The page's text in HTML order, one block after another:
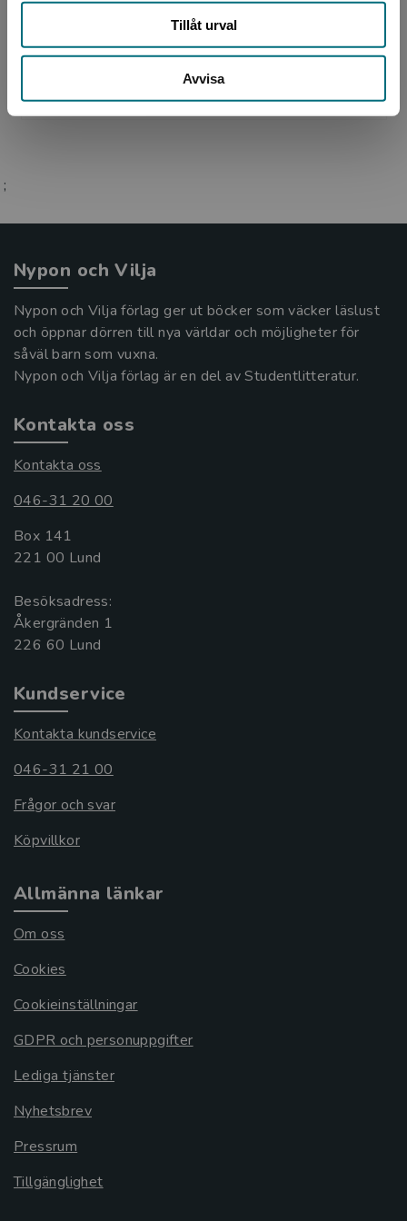
Tillåt urval
Avvisa
Tomas Dömstedt är född 1960 i Örebro och är
numera i huvudsak faktaböcker och biografier.
;
Nypon och Vilja
Nypon och Vilja förlag ger ut böcker som väcker läslust
och öppnar dörren till nya världar och möjligheter för
såväl barn som vuxna.
Nypon och Vilja förlag är en del av Studentlitteratur.
Kontakta oss
Kontakta oss
046-31 20 00
Box 141
221 00 Lund
Besöksadress:
Åkergränden 1
Kundservice
Kontakta kundservice
046-31 21 00
Frågor och svar
Köpvillkor
Allmänna länkar
Om oss
Cookies
Cookieinställningar
GDPR och personuppgifter
Lediga tjänster
Nyhetsbrev
Pressrum
Tillgänglighet